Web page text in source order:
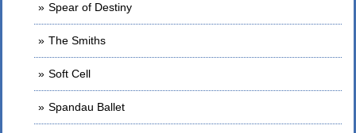
Spear of Destiny
The Smiths
Soft Cell
Spandau Ballet